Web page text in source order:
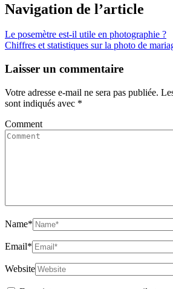
Navigation de l’article
Le posemètre est-il utile en photographie ?
Chiffres et statistiques sur la photo de
Laisser un commentaire
Votre adresse e-mail ne sera pas publiée.
sont indiqués avec *
Comment
Name*
Email*
Website